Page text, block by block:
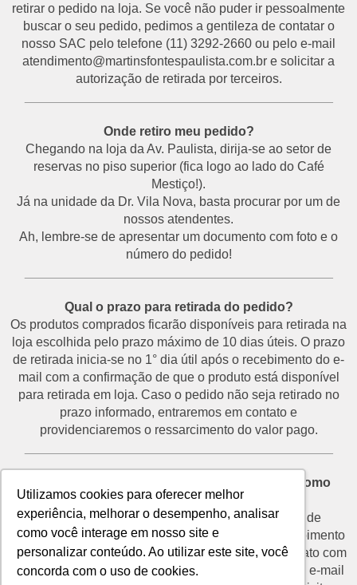
Utilizamos cookies para oferecer melhor
experiência, melhorar o desempenho, analisar
como você interage em nosso site e
personalizar conteúdo. Ao utilizar este site, você
concorda com o uso de cookies.
retirar o pedido na loja. Se você não puder ir pessoalmente
buscar o seu pedido, pedimos a gentileza de contatar o
nosso SAC pelo telefone (11) 3292-2660 ou pelo e-mail
atendimento@martinsfontespaulista.com.br e solicitar a
autorização de retirada por terceiros.
Onde retiro meu pedido?
Chegando na loja da Av. Paulista, dirija-se ao setor de
reservas no piso superior (fica logo ao lado do Café
Mestiço!).
Já na unidade da Dr. Vila Nova, basta procurar por um de
nossos atendentes.
Ah, lembre-se de apresentar um documento com foto e o
número do pedido!
Qual o prazo para retirada do pedido?
Os produtos comprados ficarão disponíveis para retirada na
loja escolhida pelo prazo máximo de 10 dias úteis. O prazo
de retirada inicia-se no 1° dia útil após o recebimento do e-
mail com a confirmação de que o produto está disponível
para retirada em loja. Caso o pedido não seja retirado no
prazo informado, entraremos em contato e
providenciaremos o ressarcimento do valor pago.
Desisti do pedido e não vou retirá-lo na loja. Como
proceder?
O prazo para devolução de produtos por motivo de
desistência é de até 7 dias corridos a partir do recebimento
do e-mail de confirmação de retirada. Entre em contato com
o nosso SAC através do telefone (11) 3292-2660 ou e-mail